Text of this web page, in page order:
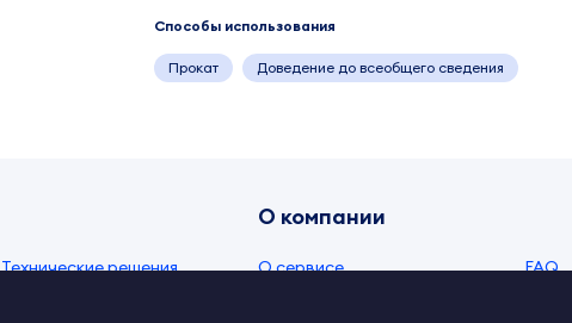
Способы использования
Прокат Доведение до всеобщего сведения
Технические решения
О компании
О сервисе FAQ